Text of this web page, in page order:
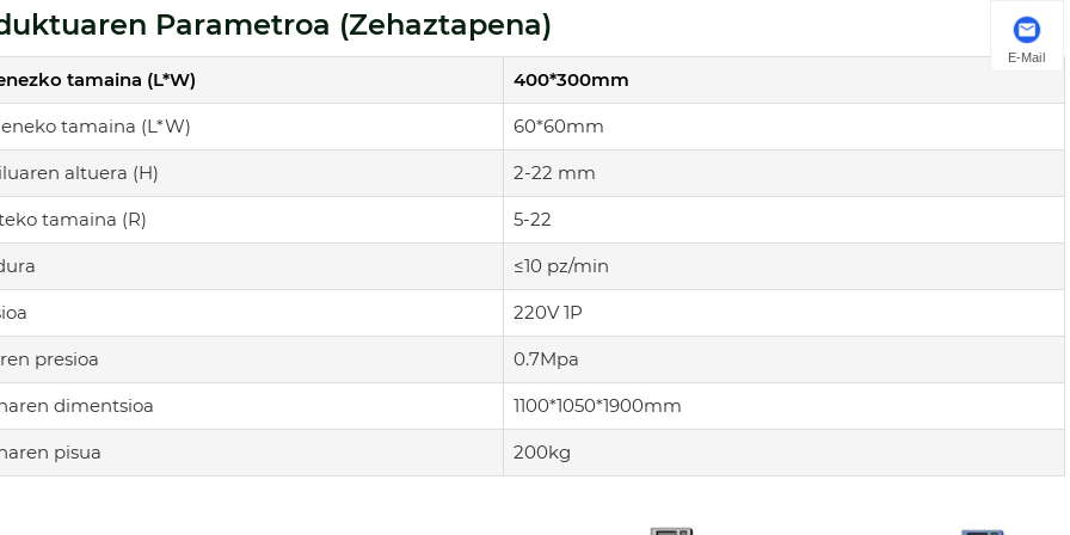
Parametroa (zehaztapena)
tamaina (L*W) 400*300mm
tamaina (L*W) 60*60mm
altuera (H) 2-22 mm
tamaina (R) 5-22
≤10 pz/min
220V 1P
presioa 0.7Mpa
dimentsioa 1100*1050*1900mm
pisua 200kg
E-Mail